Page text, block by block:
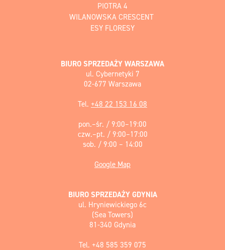
PIOTRA 4
WILANOWSKA CRESCENT
ESY FLORESY
BIURO SPRZEDAŻY WARSZAWA
ul. Cybernetyki 7
02-677 Warszawa
Tel. +48 22 153 16 08
pon.–śr. / 9:00–19:00
czw.–pt. / 9:00–17:00
sob. / 9:00 – 14:00
Google Map
BIURO SPRZEDAŻY GDYNIA
ul. Hryniewickiego 6c
(Sea Towers)
81-340 Gdynia
Tel. +48 585 359 075